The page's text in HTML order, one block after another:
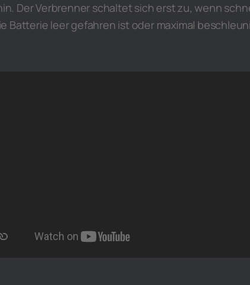
Der Verbrenner schaltet sich erst zu, wenn
Batterie leer gefahren ist oder maximal